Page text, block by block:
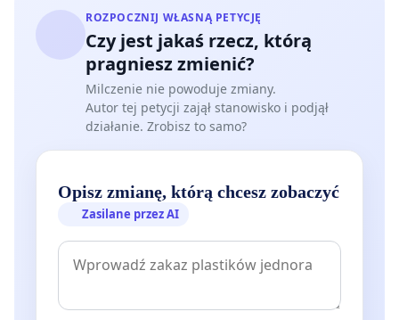
ROZPOCZNIJ WŁASNĄ PETYCJĘ
Czy jest jakaś rzecz, którą
pragniesz zmienić?
Milczenie nie powoduje zmiany.
Autor tej petycji zajął stanowisko i podjął
działanie. Zrobisz to samo?
Opisz zmianę, którą chcesz zobaczyć
Zasilane przez AI